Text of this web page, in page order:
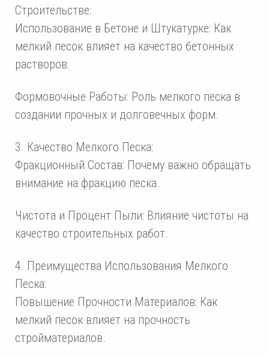
Строительстве:
Использование в Бетоне и Штукатурке: Как
мелкий песок влияет на качество бетонных
растворов.
Формовочные Работы: Роль мелкого песка в
создании прочных и долговечных форм.
3. Качество Мелкого Песка:
Фракционный Состав: Почему важно обращать
внимание на фракцию песка.
Чистота и Процент Пыли: Влияние чистоты на
качество строительных работ.
4. Преимущества Использования Мелкого
Песка:
Повышение Прочности Материалов: Как
мелкий песок влияет на прочность
стройматериалов.